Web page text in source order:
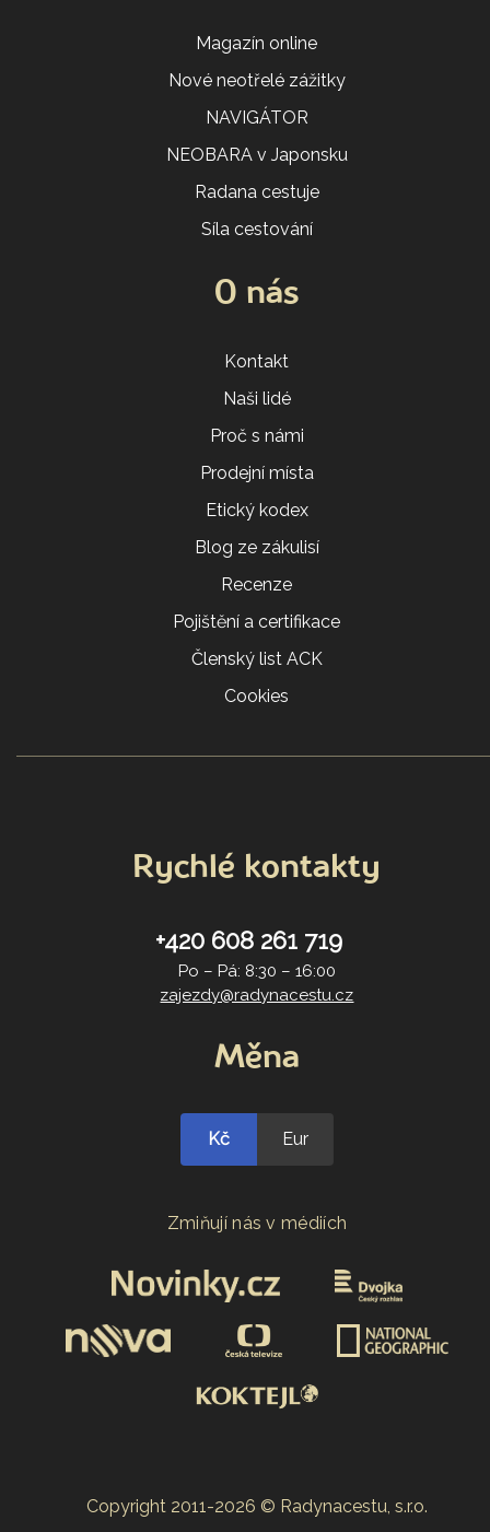
Magazín online
Nové neotřelé zážitky
NAVIGÁTOR
NEOBARA v Japonsku
Radana cestuje
Síla cestování
O nás
Kontakt
Naši lidé
Proč s námi
Prodejní místa
Etický kodex
Blog ze zákulisí
Recenze
Pojištění a certifikace
Členský list ACK
Cookies
Rychlé kontakty
+420 608 261 719
Po – Pá: 8:30 – 16:00
zajezdy@radynacestu.cz
Měna
Kč Eur
Zmiňují nás v médiích
Copyright 2011-2026 © Radynacestu, s.r.o.